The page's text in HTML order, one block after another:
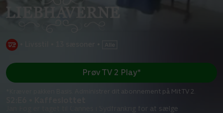
Jan Fog er taget til Cannes i Sydfrankrig for at sælge
Prøv TV 2 Play*
*Kræver pakken Basis. Administrer dit abonnement på Mit TV 2.